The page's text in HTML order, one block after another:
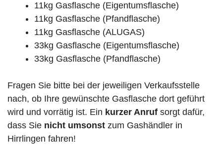
11kg Gasflasche (Eigentumsflasche)
11kg Gasflasche (Pfandflasche)
11kg Gasflasche (ALUGAS)
33kg Gasflasche (Eigentumsflasche)
33kg Gasflasche (Pfandflasche)
Fragen Sie bitte bei der jeweiligen Verkaufsstelle
nach, ob Ihre gewünschte Gasflasche dort geführt
wird und vorrätig ist. Ein kurzer Anruf sorgt dafür,
dass Sie nicht umsonst zum Gashändler in
Hirrlingen fahren!